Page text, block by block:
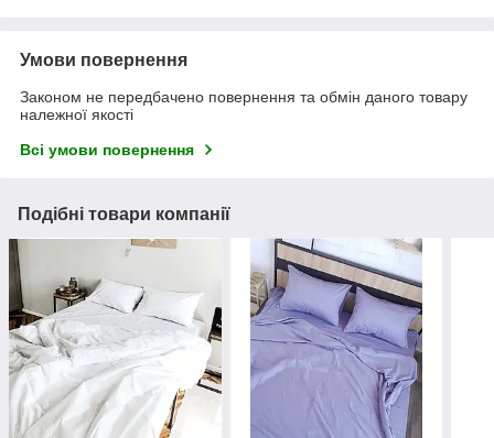
Умови повернення
Законом не передбачено повернення та обмін даного товару
належної якості
Всі умови повернення
Подібні товари компанії